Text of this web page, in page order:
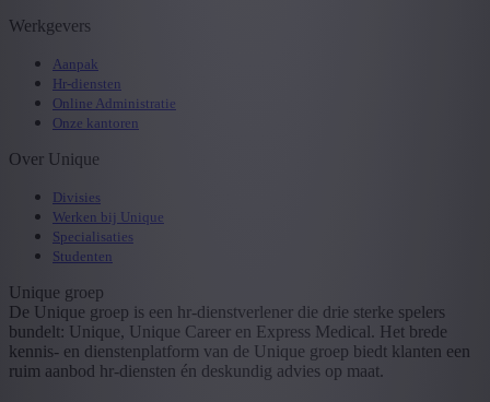
Werkgevers
Aanpak
Hr-diensten
Online Administratie
Onze kantoren
Over Unique
Divisies
Werken bij Unique
Specialisaties
Studenten
Unique groep
De Unique groep is een hr-dienstverlener die drie sterke spelers
bundelt: Unique, Unique Career en Express Medical. Het brede
kennis- en dienstenplatform van de Unique groep biedt klanten een
ruim aanbod hr-diensten én deskundig advies op maat.